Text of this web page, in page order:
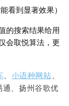
看到显著效果）
的搜索结果给用
会取悦算法，更
、 小语种网站、
、扬州谷歌优